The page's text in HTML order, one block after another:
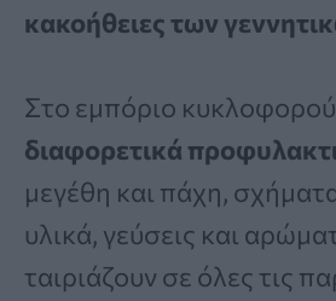
κακοήθειες των
Στο εμπόριο
διαφορετικά
μεγέθη και πάχη,
υλικά, γεύσεις και
ταιριάζουν σε όλες τις